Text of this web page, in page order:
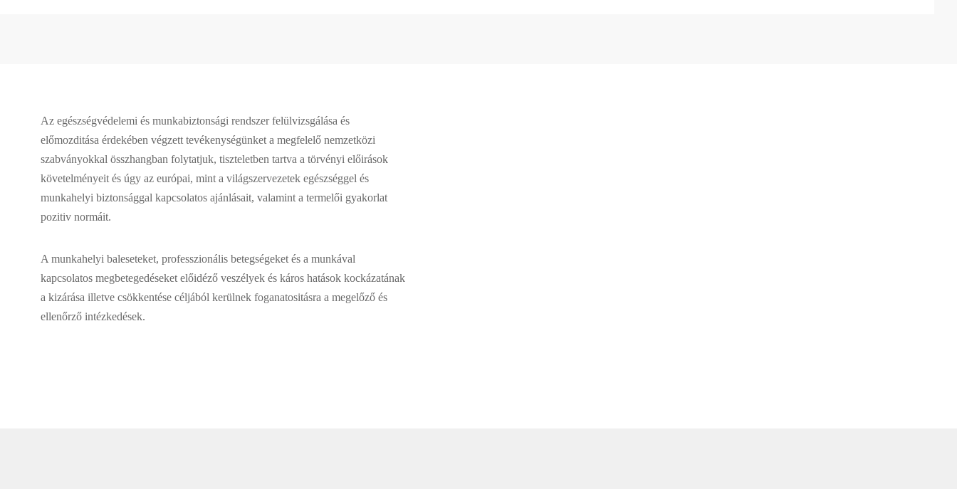
Az egészségvédelemi és munkabiztonsági rendszer felülvizsgálása és
előmozditása érdekében végzett tevékenységünket a megfelelő nemzetközi
szabványokkal összhangban folytatjuk, tiszteletben tartva a törvényi előirások
követelményeit és úgy az európai, mint a világszervezetek egészséggel és
munkahelyi biztonsággal kapcsolatos ajánlásait, valamint a termelői gyakorlat
pozitiv normáit.
A munkahelyi baleseteket, professzionális betegségeket és a munkával
kapcsolatos megbetegedéseket előidéző veszélyek és káros hatások kockázatának
a kizárása illetve csökkentése céljából kerülnek foganatositásra a megelőző és
ellenőrző intézkedések.